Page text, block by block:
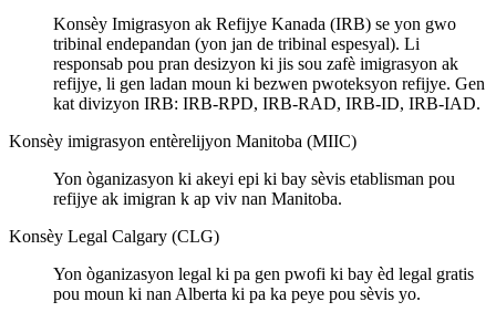
Konsèy Imigrasyon ak Refijye Kanada (IRB) se yon gwo
tribinal endepandan (yon jan de tribinal espesyal). Li
responsab pou pran desizyon ki jis sou zafè imigrasyon ak
refijye, li gen ladan moun ki bezwen pwoteksyon refijye. Gen
kat divizyon IRB: IRB-RPD, IRB-RAD, IRB-ID, IRB-IAD.
Konsèy imigrasyon entèrelijyon Manitoba (MIIC)
Yon òganizasyon ki akeyi epi ki bay sèvis etablisman pou
refijye ak imigran k ap viv nan Manitoba.
Konsèy Legal Calgary (CLG)
Yon òganizasyon legal ki pa gen pwofi ki bay èd legal gratis
pou moun ki nan Alberta ki pa ka peye pou sèvis yo.